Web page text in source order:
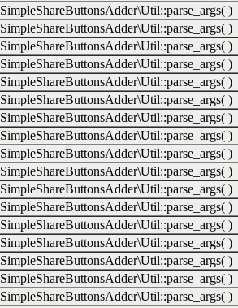
SimpleShareButtonsAdder\Util::parse_args( )
SimpleShareButtonsAdder\Util::parse_args( )
SimpleShareButtonsAdder\Util::parse_args( )
SimpleShareButtonsAdder\Util::parse_args( )
SimpleShareButtonsAdder\Util::parse_args( )
SimpleShareButtonsAdder\Util::parse_args( )
SimpleShareButtonsAdder\Util::parse_args( )
SimpleShareButtonsAdder\Util::parse_args( )
SimpleShareButtonsAdder\Util::parse_args( )
SimpleShareButtonsAdder\Util::parse_args( )
SimpleShareButtonsAdder\Util::parse_args( )
SimpleShareButtonsAdder\Util::parse_args( )
SimpleShareButtonsAdder\Util::parse_args( )
SimpleShareButtonsAdder\Util::parse_args( )
SimpleShareButtonsAdder\Util::parse_args( )
SimpleShareButtonsAdder\Util::parse_args( )
SimpleShareButtonsAdder\Util::parse_args( )